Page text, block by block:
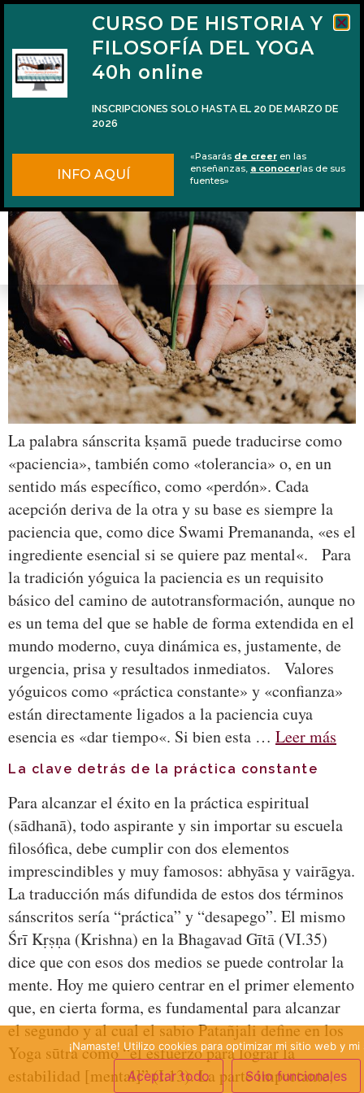
Podcast #16 La paciencia como fundamento
yóguico
La palabra sánscrita kṣamā puede traducirse como
«paciencia», también como «tolerancia» o, en un
sentido más específico, como «perdón». Cada
acepción deriva de la otra y su base es siempre la
paciencia que, como dice Swami Premananda, «es el
ingrediente esencial si se quiere paz mental«. Para
la tradición yóguica la paciencia es un requisito
básico del camino de autotransformación, aunque no
es un tema del que se hable de forma extendida en el
mundo moderno, cuya dinámica es, justamente, de
urgencia, prisa y resultados inmediatos. Valores
yóguicos como «práctica constante» y «confianza»
están directamente ligados a la paciencia cuya
esencia es «dar tiempo«. Si bien esta … Leer más
La clave detrás de la práctica constante
Para alcanzar el éxito en la práctica espiritual
(sādhanā), todo aspirante y sin importar su escuela
filosófica, debe cumplir con dos elementos
imprescindibles y muy famosos: abhyāsa y vairāgya.
La traducción más difundida de estos dos términos
sánscritos sería “práctica” y “desapego”. El mismo
Śrī Kṛṣṇa (Krishna) en la Bhagavad Gītā (VI.35)
dice que con esos dos medios se puede controlar la
mente. Hoy me quiero centrar en el primer elemento
que, en cierta forma, es fundamental para alcanzar
el segundo y al cual el sabio Patañjali define en los
Yoga sūtra como “el esfuerzo para lograr la
estabilidad [mental]” (I.13). La parte importante,
¡Namaste! Utilizo cookies para optimizar mi sitio web y mi
Aceptar todo Sólo funcionales
CURSO DE HISTORIA Y
FILOSOFÍA DEL YOGA
40h online
INSCRIPCIONES SOLO HASTA EL 20 DE MARZO DE
2026
INFO AQUÍ
«Pasarás de creer en las
enseñanzas, a conocerlas de sus
fuentes»